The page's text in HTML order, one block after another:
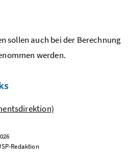
sollen auch bei der Berechnung
werden.
-Redaktion